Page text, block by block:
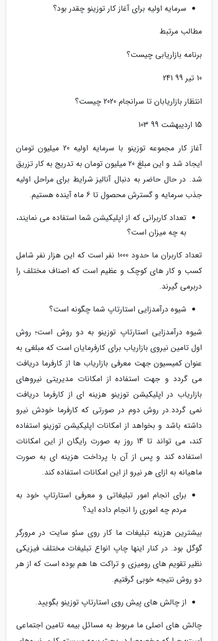
سرمایه اولیه برای آغاز کار توزینو چقدر بود؟
مطالب مرتبط
برنامه بازاریابی چیست؟
10 تیر 99 241
انتظار بازاریابان تا سرانجام 2020 چیست؟
15 اردیبهشت 99 103
آغاز کار مجموعه توزینو با سرمایه اولیه 20 میلیون تومان
ایجاد شد و این مبلغ 20 میلیون تومان به تدریج به کار تزریق
شد. در حال حاضر به دنبال آنالیز شرایط برای مراحل اولیه
جذب سرمایه و گسترش محصول تا 6 ماه آینده هستیم.
تعداد کاربرانی که از اپلیکیشن شما استفاده می نمایند،
به چه میزان است؟
تعداد کاربران ما حدود 1000 نفر است که این هزار نفر شامل
کسب و کار های کوچک و عظیم است که اصناف مختلف را
دربرمی گیرند.
شیوه درآمدزایی استارتاپ شما چگونه است؟
شیوه درآمدزایی استارتاپ توزینو به دو روش است؛ روش
اول تامین نیروی بازاریاب برای کارفرمایان است که مبلغی به
عنوان کمیسیون جهت معرفی بازاریاب ها از کارفرما دریافت
می گردد و جهت استفاده از امکانات مدیریتی نیروهای
بازاریاب در اپلیکیشن توزینو هزینه ای از کارفرما دریافت
نمی گردد.در روش دوم در صورتی که کارفرما خودش نیرو
داشته باشد و بخواهد از امکانات اپلیکیشن توزینو استفاده
کند، می تواند تا 14 روز به صورت رایگان از این امکانات
استفاده کند و پس از آن با پرداخت هزینه ای به صورت
ماهیانه به ازای هر نیرو از این امکانات استفاده کند.
برای انجام امور تبلیغاتی و معرفی استارتاپ خود به
مردم چه اموری را انجام داده اید؟
بیشترین هزینه تبلیغات ما کار روی سئو سایت در مرورگر
گوگل بود. در کنار اینها چاپ انواع تبلیغات مختلف فیزیکی
نظیر تقویم های رومیزی و تراکت ها هم بوده است که از هر
دو روش نتیجه خوبی گرفتیم.
از چالش های پیش روی استارتاپ توزینو بگویید.
چالش های اصلی ما مربوط به مسائل بیمه تامین اجتماعی